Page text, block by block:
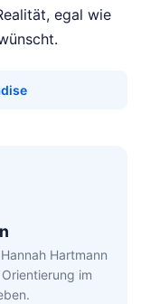
egal wie
Hartmann
im